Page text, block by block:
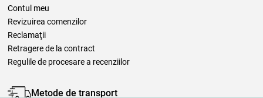
Contul meu
Revizuirea comenzilor
Reclamaţii
Retragere de la contract
Regulile de procesare a recenziilor
Metode de transport